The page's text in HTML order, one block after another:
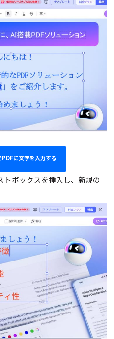
PDFに文字を入力する
トボックスを挿入し、新規の